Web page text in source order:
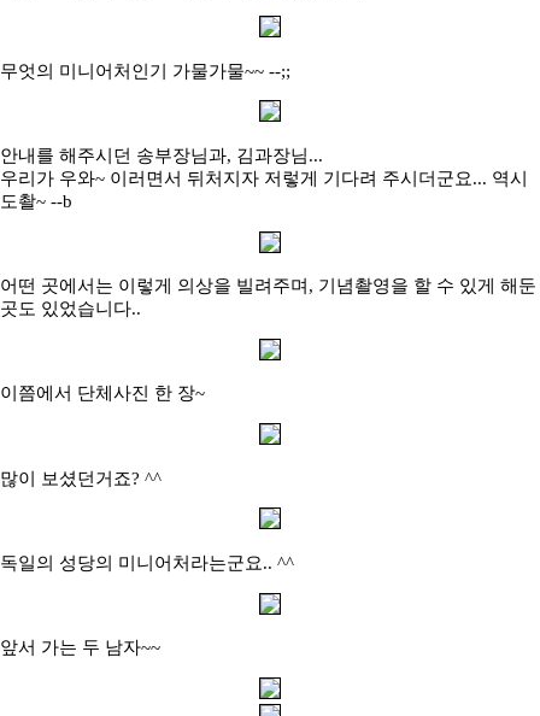
무엇의 미니어처인기 가물가물~~ --;;
안내를 해주시던 송부장님과, 김과장님...
우리가 우와~ 이러면서 뒤처지자 저렇게 기다려 주시더군요... 역시
도촬~ --b
어떤 곳에서는 이렇게 의상을 빌려주며, 기념촬영을 할 수 있게 해둔
곳도 있었습니다..
이쯤에서 단체사진 한 장~
많이 보셨던거죠? ^^
독일의 성당의 미니어처라는군요.. ^^
앞서 가는 두 남자~~